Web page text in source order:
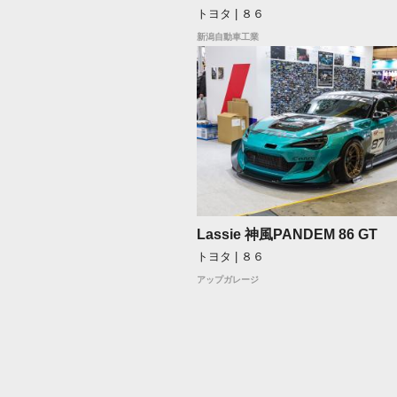
トヨタ | ８６
新潟自動車工業
Lassie 神風PANDEM 86 GT
トヨタ | ８６
アップガレージ